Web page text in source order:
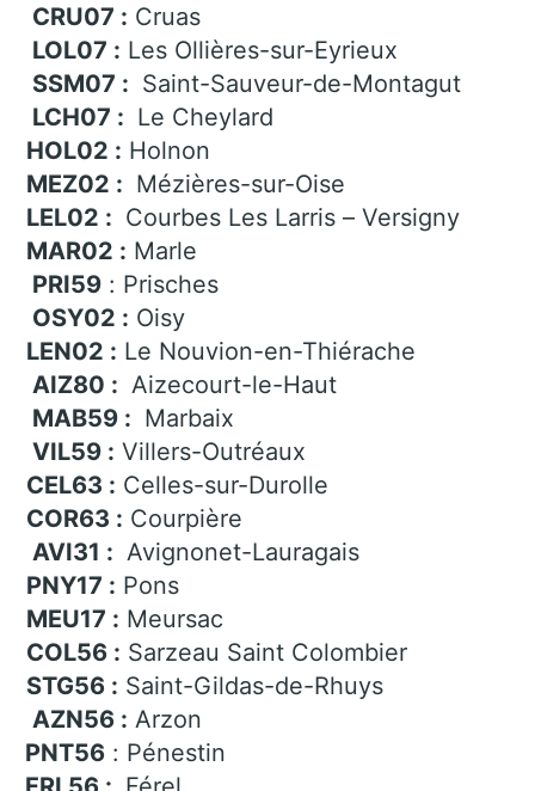
CRU07 : Cruas
LOL07 : Les Ollières-sur-Eyrieux
SSM07 : Saint-Sauveur-de-Montagut
LCH07 : Le Cheylard
HOL02 : Holnon
MEZ02 : Mézières-sur-Oise
LEL02 : Courbes Les Larris – Versigny
MAR02 : Marle
PRI59 : Prisches
OSY02 : Oisy
LEN02 : Le Nouvion-en-Thiérache
AIZ80 : Aizecourt-le-Haut
MAB59 : Marbaix
VIL59 : Villers-Outréaux
CEL63 : Celles-sur-Durolle
COR63 : Courpière
AVI31 : Avignonet-Lauragais
PNY17 : Pons
MEU17 : Meursac
COL56 : Sarzeau Saint Colombier
STG56 : Saint-Gildas-de-Rhuys
AZN56 : Arzon
PNT56 : Pénestin